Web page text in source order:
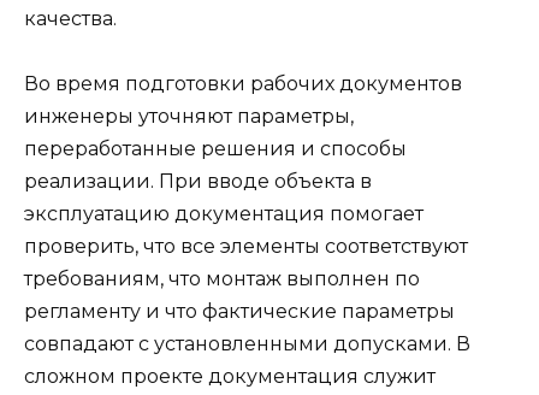
качества.
Во время подготовки рабочих документов
инженеры уточняют параметры,
переработанные решения и способы
реализации. При вводе объекта в
эксплуатацию документация помогает
проверить, что все элементы соответствуют
требованиям, что монтаж выполнен по
регламенту и что фактические параметры
совпадают с установленными допусками. В
сложном проекте документация служит